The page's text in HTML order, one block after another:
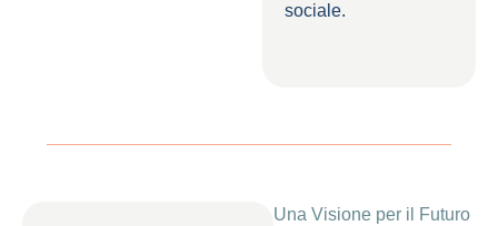
sociale.
Una Visione per il Futuro